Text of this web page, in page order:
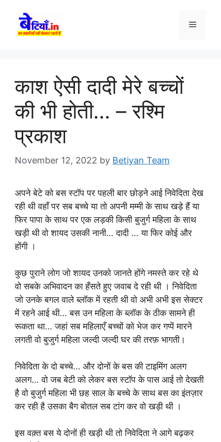
content
Menu
काश ऐसी दादी मेरे बच्चों
की भी होती… – रश्मि
प्रकाश
November 12, 2022 by Betiyan Team
अपने बेटे को बस स्टॉप पर पहली बार छोड़ने आई निवेदिता देख
रही थी वहाँ पर सब बच्चे या तो अपनी मम्मी के साथ खड़े हैं या
फिर पापा के साथ पर एक लड़की किसी बुजुर्ग महिला के साथ
खड़ी थी वो शायद उसकी नानी… दादी … या फिर कोई और
होंगी ।
कुछ पुराने लोग जो शायद उनको जानते होंगे नमस्ते कर रहे थे
वो सबके अभिवादन का हँसते हुए जवाब दे रही थी । निवेदिता
जो उनके बगल वाले ब्लॉक में रहती थी वो अभी अभी इस सेक्टर
में रहने आई थी… बस उन महिला के ब्लॉक के ठीक सामने ही
रूकता था… जहां सब महिलाएँ बच्चों को भेज कर गप्पें मारने
लगती वो बुजुर्ग महिला जल्दी जल्दी घर की तरफ़ भागती।
निवेदिता के दो बच्चे… और दोनों के बस की टाइमिंग अलग
अलग… वो जब बेटी को लेकर बस स्टॉप के पास आई तो देखती
है वो बुजुर्ग महिला भी छह साल के बच्चे के साथ बस का इंतज़ार
कर रही है उसका बैग बोतल सब टांग कर वो खड़ी थी ।
इस वक़्त बस ये दोनों ही खड़ी थी तो निवेदिता ने आगे बढ़कर